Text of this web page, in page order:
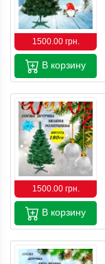
1500.00 грн.
В корзину
1500.00 грн.
В корзину